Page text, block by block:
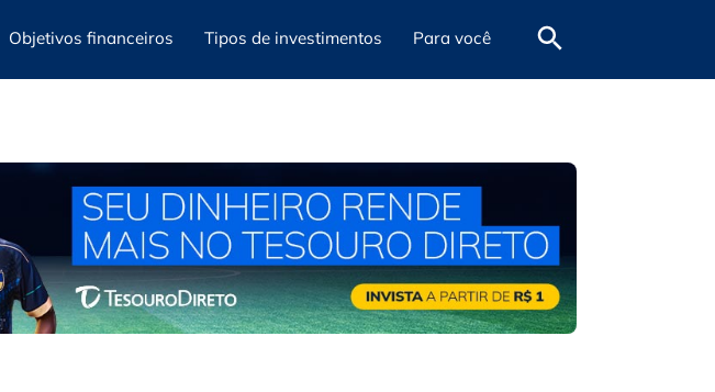
Objetivos financeiros Tipos de investimentos Para você